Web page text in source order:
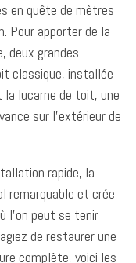
en quête de mètres
Pour apporter de la
deux grandes
classique, installée
lucarne de toit, une
sur l'extérieur de
rapide, la
remarquable et crée
l'on peut se tenir
de restaurer une
complète, voici les